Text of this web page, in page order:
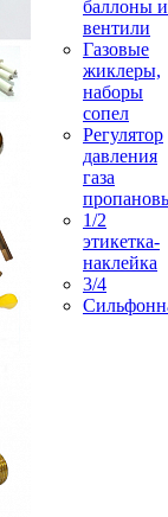
баллоны и
вентили
Газовые
жиклеры,
наборы
сопел
Регулятор
давления
газа
1/2
этикетка-
наклейка
3/4